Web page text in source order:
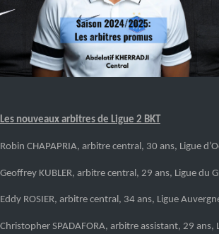
Les nouveaux arbitres de Ligue 2 BKT
Robin CHAPAPRIA, arbitre central , 30 ans, Ligue
Geoffrey KUBLER, arbitre central , 29 ans, Ligue du
Eddy ROSIER, arbitre central, 34 ans, Ligue
Christopher SPADAFORA, arbitre assistant, 29 ans,